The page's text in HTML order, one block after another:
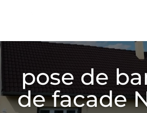
pose de
de facade